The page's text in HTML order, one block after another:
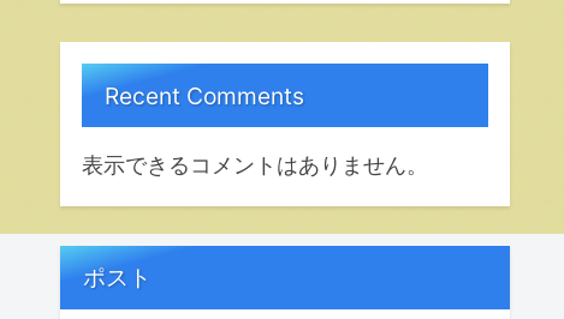
Recent Comments
表示できるコメントはありません。
ポスト